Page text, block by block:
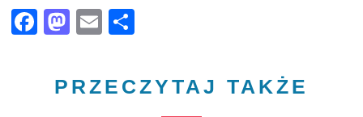
Facebook
Mastodon
Email
PRZECZYTAJ TAKŻE